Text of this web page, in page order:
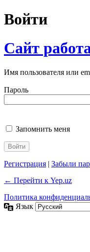
Войти
Сайт
Имя пользователя или
Пароль
Запомнить меня
Регистрация | Забыли
← Перейти к Yep.uz
Политика
Язык